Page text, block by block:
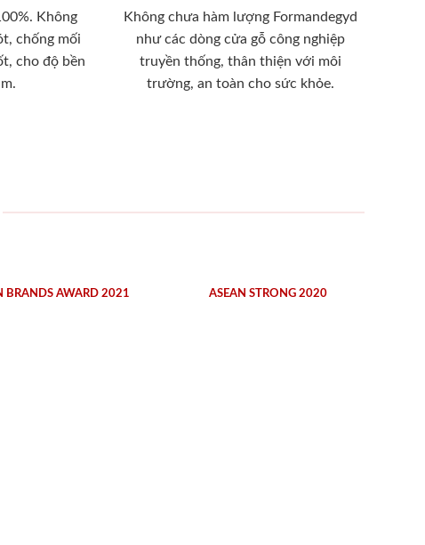
Không
chống mối
cho độ bền
Không chưa hàm lượng Formandegyd
như các dòng cửa gỗ công nghiệp
truyền thống, thân thiện với môi
trường, an toàn cho sức khỏe.
BRANDS AWARD 2021 ASEAN STRONG 2020